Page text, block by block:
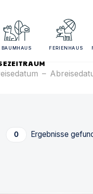
BAUMHAUS FERIENHAUS
für bessere
–
0 Ergebnisse